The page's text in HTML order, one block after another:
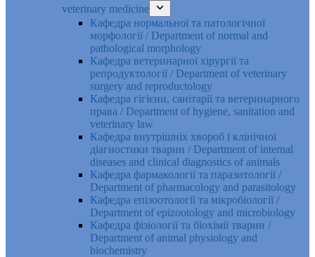
veterinary medicine
Кафедра нормальної та патологічної
морфології / Department of normal and
pathological morphology
Кафедра ветеринарної хірургії та
репродуктології / Department of veterinary
surgery and reproductology
Кафедра гігієни, санітарії та ветеринарного
права / Department of hygiene, sanitation and
veterinary law
Кафедра внутрішніх хвороб і клінічної
діагностики тварин / Department of internal
diseases and clinical diagnostics of animals
Кафедра фармакології та паразитології /
Department of pharmacology and parasitology
Кафедра епізоотології та мікробіології /
Department of epizootology and microbiology
Кафедра фізіології та біохімії тварин /
Department of animal physiology and
biochemistry